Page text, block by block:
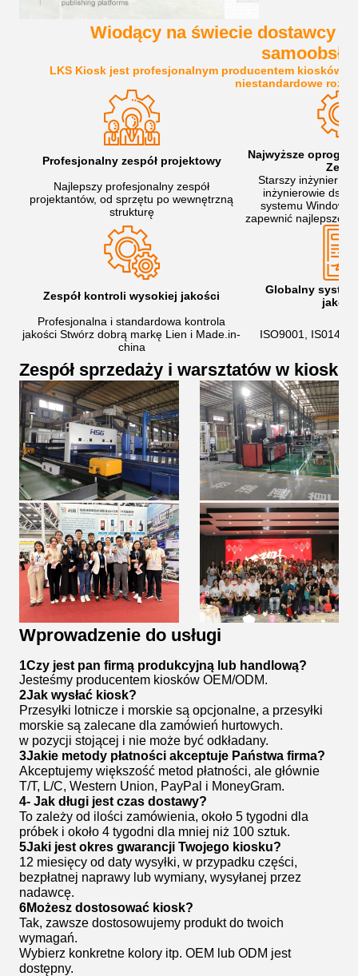
Wiodący na świecie dostawcy
LKS Kiosk jest profesjonalnym producentem kiosków
niestandardowe
Profesjonalny zespół projektowy
Najwyższe
Najlepszy profesjonalny zespół
projektantów, od sprzętu po wewnętrzną
strukturę
Starszy inżynier
inżynierowie ds.
systemu Windows
zapewnić najlepsze
Zespół kontroli wysokiej jakości
Globalny
Profesjonalna i standardowa kontrola
jakości Stwórz dobrą markę Lien i Made.in-
china
ISO9001,
Zespół sprzedaży i warsztatów w kiosk
Wprowadzenie do usługi
1Czy jest pan firmą produkcyjną lub handlową?
Jesteśmy producentem kiosków OEM/ODM.
2Jak wysłać kiosk?
Przesyłki lotnicze i morskie są opcjonalne, a przesyłki
morskie są zalecane dla zamówień hurtowych.
w pozycji stojącej i nie może być odkładany.
3Jakie metody płatności akceptuje Państwa firma?
Akceptujemy większość metod płatności, ale głównie
T/T, L/C, Western Union, PayPal i MoneyGram.
4- Jak długi jest czas dostawy?
To zależy od ilości zamówienia, około 5 tygodni dla
próbek i około 4 tygodni dla mniej niż 100 sztuk.
5Jaki jest okres gwarancji Twojego kiosku?
12 miesięcy od daty wysyłki, w przypadku części,
bezpłatnej naprawy lub wymiany, wysyłanej przez
nadawcę.
6Możesz dostosować kiosk?
Tak, zawsze dostosowujemy produkt do twoich
wymagań.
Wybierz konkretne kolory itp. OEM lub ODM jest
dostępny.